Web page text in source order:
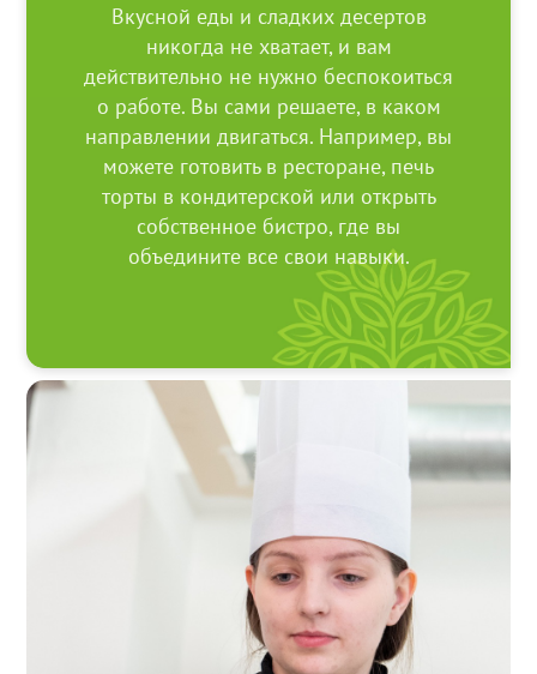
Вкусной еды и сладких десертов
никогда не хватает, и вам
действительно не нужно беспокоиться
о работе. Вы сами решаете, в каком
направлении двигаться. Например, вы
можете готовить в ресторане, печь
торты в кондитерской или открыть
собственное бистро, где вы
объедините все свои навыки.